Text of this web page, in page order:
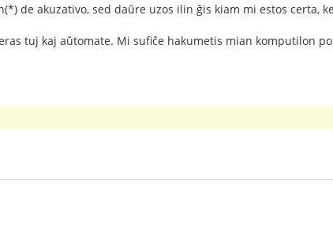
de akuzativo, sed daŭre uzos ilin ĝis kiam mi estos certa,
tuj kaj aŭtomate. Mi sufiĉe hakumetis mian komputilon